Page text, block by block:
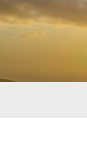
Aller
au
contenu